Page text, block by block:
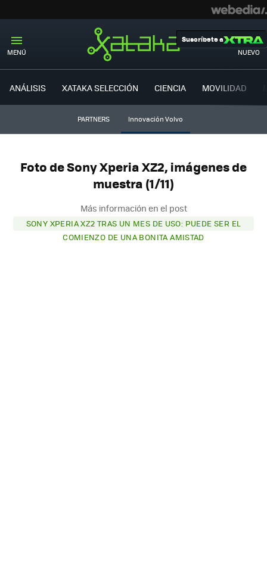
MENÚ NUEVO
Suscríbete a
ANÁLISIS XATAKA SELECCIÓN CIENCIA MOVILIDAD
PARTNERS Innovación Volvo
Foto de Sony Xperia XZ2, imágenes de
muestra (1/11)
Más información en el post
SONY XPERIA XZ2 TRAS UN MES DE USO: PUEDE SER EL
COMIENZO DE UNA BONITA AMISTAD